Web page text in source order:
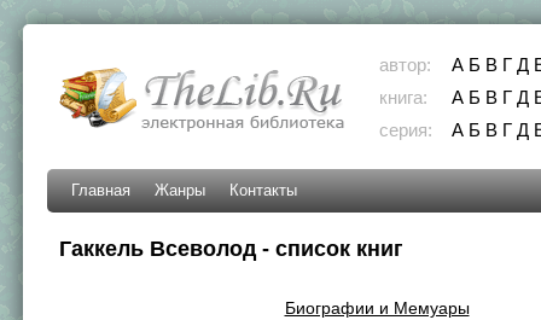
автор: А Б В Г Д
книга:
А Б В Г Д
серия:
А Б В Г Д
Главная Жанры Контакты
Гаккель Всеволод - список книг
Биографии и Мемуары